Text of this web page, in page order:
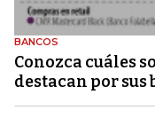
BANCOS
Conozca cuáles
destacan por sus